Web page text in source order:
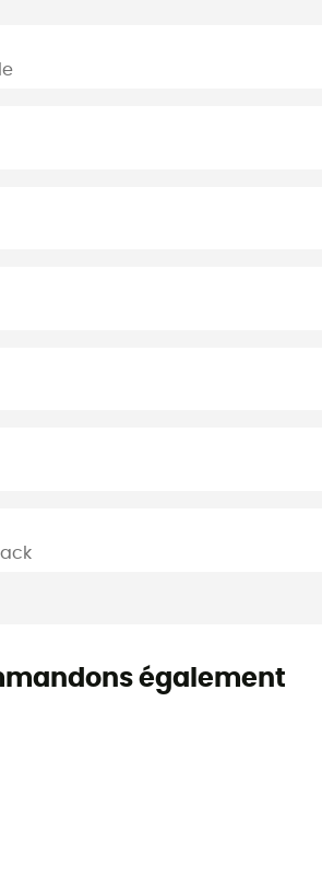
également